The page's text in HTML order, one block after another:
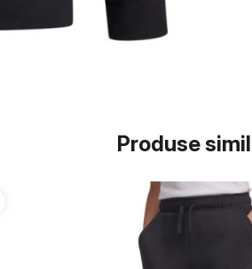
Produse